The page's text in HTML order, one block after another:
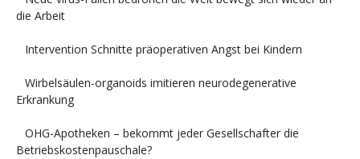
die Arbeit
Intervention Schnitte präoperativen Angst bei Kindern
Wirbelsäulen-organoids imitieren neurodegenerative
Erkrankung
OHG-Apotheken – bekommt jeder Gesellschafter die
Betriebskostenpauschale?